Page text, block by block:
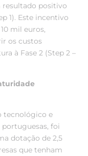
positivo
1). Este incentivo
mil euros,
os custos
à Fase 2 (Step 2 –
tecnológico e
foi
dotação de 2,5
que tenham